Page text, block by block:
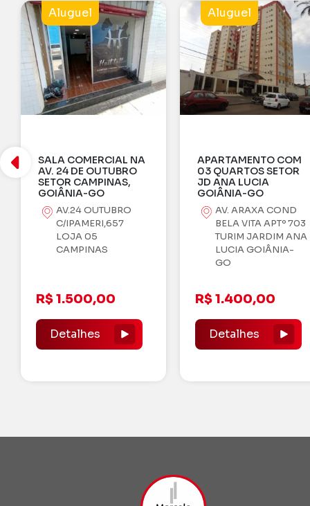
Aluguel
APARTAMENTO COM
03 QUARTOS SETOR
JD ANA LUCIA
GOIÂNIA-GO
AV. ARAXA COND
BELA VITA APTº 703
TURIM JARDIM ANA
LUCIA GOIÂNIA-
R$ 1.400,00
Detalhes
Venda
EDF. FULL BUENO – 3
SUÍTES PLENAS
RUA T-30, QD.57,
LOTES, 07,09,
N°1468. - SETOR
BUENO
R$ 1.250.000,00
Detalhes